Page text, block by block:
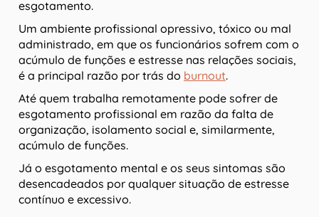
esgotamento.
Um ambiente profissional opressivo, tóxico ou mal
administrado, em que os funcionários sofrem com o
acúmulo de funções e estresse nas relações sociais,
é a principal razão por trás do burnout.
Até quem trabalha remotamente pode sofrer de
esgotamento profissional em razão da falta de
organização, isolamento social e, similarmente,
acúmulo de funções.
Já o esgotamento mental e os seus sintomas são
desencadeados por qualquer situação de estresse
contínuo e excessivo.